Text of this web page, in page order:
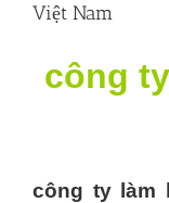
Việt Nam
công
công ty làm l